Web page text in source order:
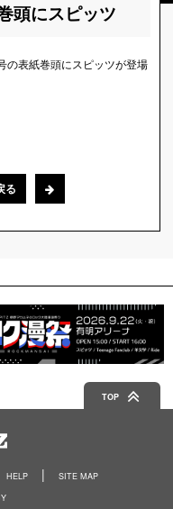
頭にスピッツ
の表紙巻頭にスピッツが登場
る
TOP
HELP
SITE MAP